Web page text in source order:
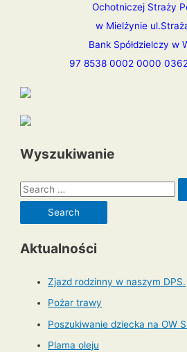
Ochotniczej Straży
w Mielżynie
Bank Spółdzielczy w
97 8538 0002 0000
Wyszukiwanie
S
e
a
r
Aktualności
Zjazd rodzinny w naszym DPS.
Pożar trawy
Poszukiwanie dziecka na OW
Plama oleju